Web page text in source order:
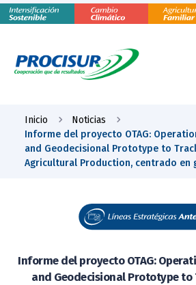
Inicio
Noticias
Informe del proyecto OTAG:
and Geodecisional Prototype to
Agricultural Production, centrado en
Informe del proyecto OTAG:
and Geodecisional Prototype to